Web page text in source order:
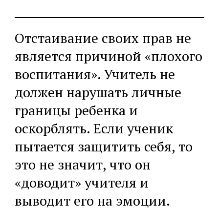
Отстаивание своих прав не
является причиной «плохого
воспитания». Учитель не
должен нарушать личные
границы ребенка и
оскорблять. Если ученик
пытается защитить себя, то
это не значит, что он
«доводит» учителя и
выводит его на эмоции.